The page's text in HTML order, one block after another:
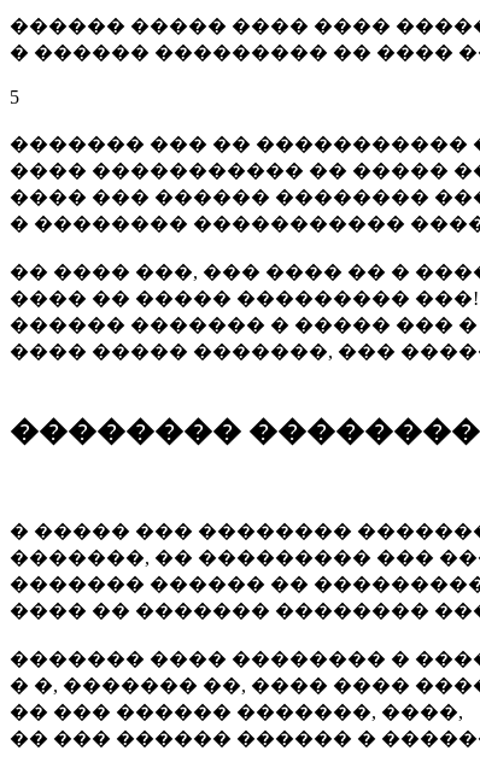
������ ����� ���� ����
� ������ ��������� �� ����
5
������� ��� �� �����������
���� ����������� �� �����
���� ��� ������ ��������
� �������� �����������
�� ���� ���, ��� ���� �� �
���� �� ����� ��������� ���!
������ ������� � ����� ���
���� ����� �������, ���
��������
� ����� ��� ��������
�������, �� ��������� ���
������� ������ ��
���� �� ������� ��������
������� ���� �������� �
� �, ������� ��, ���� ����
�� ��� ������ �������, ����,
�� ��� ������ ������ �